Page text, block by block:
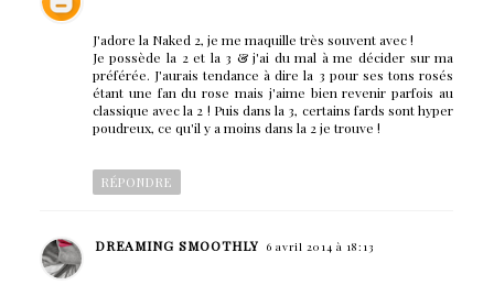
J'adore la Naked 2, je me maquille très souvent avec !
Je possède la 2 et la 3 & j'ai du mal à me décider sur ma
préférée. J'aurais tendance à dire la 3 pour ses tons rosés
étant une fan du rose mais j'aime bien revenir parfois au
classique avec la 2 ! Puis dans la 3, certains fards sont hyper
poudreux, ce qu'il y a moins dans la 2 je trouve !
RÉPONDRE
DREAMING SMOOTHLY 6 avril 2014 à 18:13